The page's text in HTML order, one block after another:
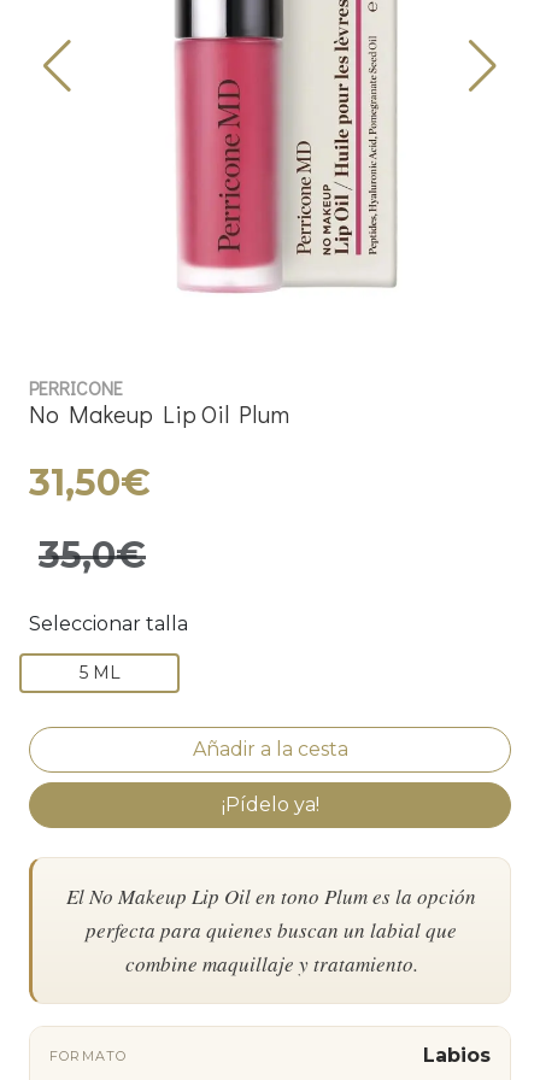
PERRICONE
No Makeup Lip Oil Plum
31,50€
35,0€
Seleccionar talla
5 ML
¡Pídelo ya!
El No Makeup Lip Oil en tono Plum es la opción
perfecta para quienes buscan un labial que
combine maquillaje y tratamiento.
FORMATO Labios